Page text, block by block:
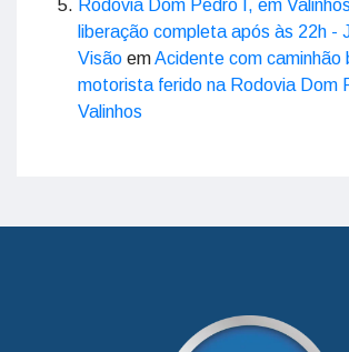
Rodovia Dom Pedro I, em
liberação completa após às 22h -
Visão emAcidente com caminhão
motorista ferido na Rodovia Dom
Valinhos